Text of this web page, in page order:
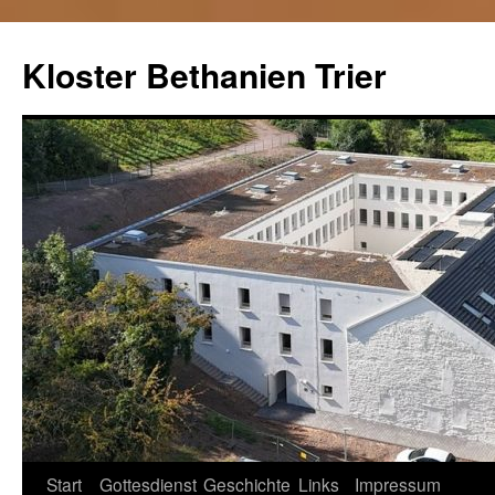
Kloster Bethanien Trier
Springe
Start Gottesdienst Geschichte Links Impressum